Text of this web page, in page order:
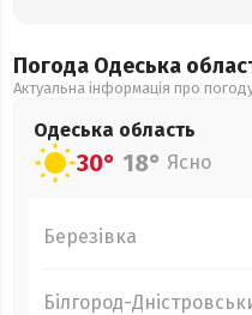
Погода Одеська
Актуальна інформація про
Одеська область
30° 18° Ясно
Березівка
Білгород-